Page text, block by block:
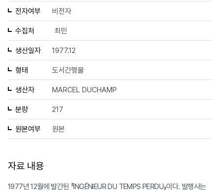
전자여부 비전자
수집처 최민
생산일자 1977.12
형태 도서간행물
생산자 MARCEL DUCHAMP
분량 217
원본여부 원본
자료 내용
1977년 12월에 발간된 『INGÉNIEUR DU TEMPS PERDU』이다. 발행사는